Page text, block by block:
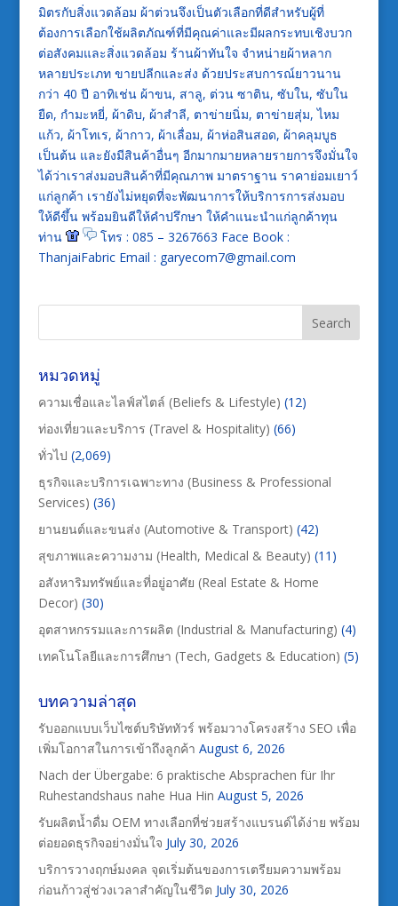
มิตรกับสิ่งแวดล้อม ผ้าต่วนจึงเป็นตัวเลือกที่ดีสำหรับผู้ที่
ต้องการเลือกใช้ผลิตภัณฑ์ที่มีคุณค่าและมีผลกระทบเชิงบวก
ต่อสังคมและสิ่งแวดล้อม ร้านผ้าทันใจ จำหน่ายผ้าหลาก
หลายประเภท ขายปลีกและส่ง ด้วยประสบการณ์ยาวนาน
กว่า 40 ปี อาทิเช่น ผ้าขน, สาลู, ต่วน ซาติน, ซับใน, ซับใน
ยืด, กำมะหยี่, ผ้าดิบ, ผ้าสำลี, ตาข่ายนิ่ม, ตาข่ายสุ่ม, ไหม
แก้ว, ผ้าโทเร, ผ้ากาว, ผ้าเลื่อม, ผ้าห่อสินสอด, ผ้าคลุมบูธ
เป็นต้น และยังมีสินค้าอื่นๆ อีกมากมายหลายรายการจึงมั่นใจ
ได้ว่าเราส่งมอบสินค้าที่มีคุณภาพ มาตราฐาน ราคาย่อมเยาว์
แก่ลูกค้า เรายังไม่หยุดที่จะพัฒนาการให้บริการการส่งมอบ
ให้ดีขึ้น พร้อมยินดีให้คำปรึกษา ให้คำแนะนำแก่ลูกค้าทุน
ท่าน
โทร : 085 – 3267663 Face Book :
ThanjaiFabric Email : garyecom7@gmail.com
หมวดหมู่
ความเชื่อและไลฟ์สไตล์ (Beliefs & Lifestyle) (12)
ท่องเที่ยวและบริการ (Travel & Hospitality) (66)
ทั่วไป (2,069)
ธุรกิจและบริการเฉพาะทาง (Business & Professional
Services) (36)
ยานยนต์และขนส่ง (Automotive & Transport) (42)
สุขภาพและความงาม (Health, Medical & Beauty) (11)
อสังหาริมทรัพย์และที่อยู่อาศัย (Real Estate & Home
Decor) (30)
อุตสาหกรรมและการผลิต (Industrial & Manufacturing) (4)
เทคโนโลยีและการศึกษา (Tech, Gadgets & Education) (5)
บทความล่าสุด
รับออกแบบเว็บไซต์บริษัททัวร์ พร้อมวางโครงสร้าง SEO เพื่อ
เพิ่มโอกาสในการเข้าถึงลูกค้า August 6, 2026
Nach der Übergabe: 6 praktische Absprachen für Ihr
Ruhestandshaus nahe Hua Hin August 5, 2026
รับผลิตน้ำดื่ม OEM ทางเลือกที่ช่วยสร้างแบรนด์ได้ง่าย พร้อม
ต่อยอดธุรกิจอย่างมั่นใจ July 30, 2026
บริการวางฤกษ์มงคล จุดเริ่มต้นของการเตรียมความพร้อม
ก่อนก้าวสู่ช่วงเวลาสำคัญในชีวิต July 30, 2026